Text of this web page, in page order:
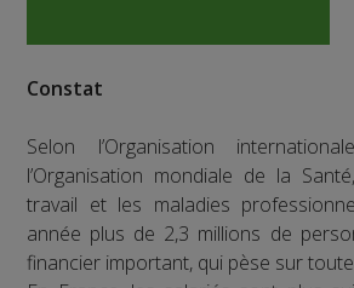
Constat
Selon l’Organisation
l’Organisation mondiale de la
travail et les maladies
année plus de 2,3 millions de
financier important, qui pèse sur